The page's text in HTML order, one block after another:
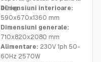
40 kg.
Dimensiuni interioare:
590x670x1360 mm
Dimensiuni generale:
710x820x2080 mm
Alimentare: 230V 1ph 50-
60Hz 2570W